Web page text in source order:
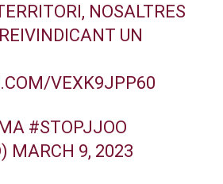
NOSALTRES
UN
VEXK9JPP60
#STOPJJOO
MARCH 9, 2023